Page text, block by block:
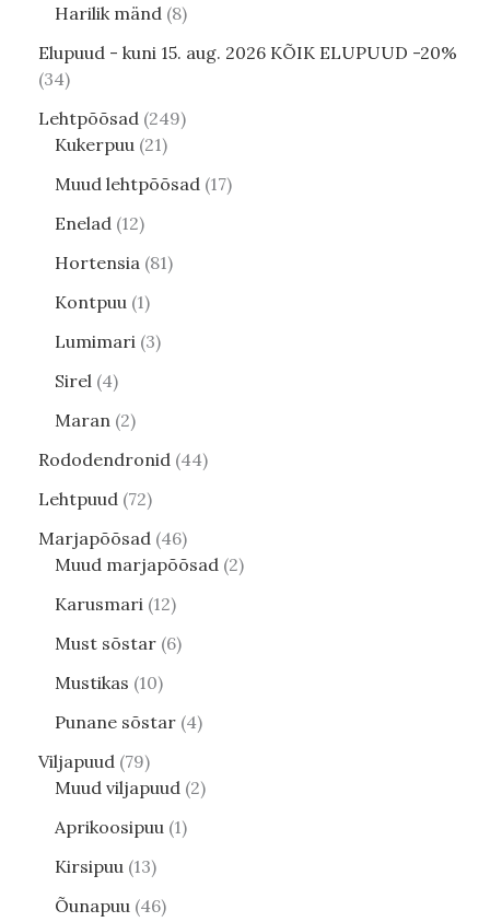
Harilik mänd 8
Elupuud - kuni 15. aug. 2026 KÕIK ELUPUUD -20%
34
Lehtpõõsad 249
Kukerpuu 21
Muud lehtpõõsad 17
Enelad 12
Hortensia 81
Kontpuu 1
Lumimari 3
Sirel 4
Maran 2
Rododendronid 44
Lehtpuud 72
Marjapõõsad 46
Muud marjapõõsad 2
Karusmari 12
Must sõstar 6
Mustikas 10
Punane sõstar 4
Viljapuud 79
Muud viljapuud 2
Aprikoosipuu 1
Kirsipuu 13
Õunapuu 46